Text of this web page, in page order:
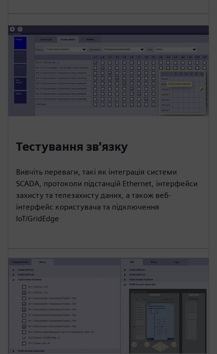
Тестування зв'язку
Вивчіть переваги, такі як інтеграція системи
SCADA, протоколи підстанцій Ethernet, інтерфейси
захисту та телезахисту даних, а також веб-
інтерфейс користувача та підключення
IoT/GridEdge